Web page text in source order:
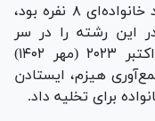
یکی از این دانش‌آموزان که فرزند ارشد خانواده‌ای ۸ نفره بود،
این رشته را در سر
داشته است، اما با شروع جنگ در اکتبر ۲۰۲۳ (مهر ۱۴۰۲)
هیزم، ایستادن
برای تخلیه داد.